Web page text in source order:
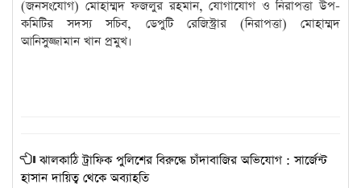
(জনসংযোগ) মোহাম্মদ ফজলুর রহমান, যোগাযোগ ও নিরাপত্তা উপ-
কমিটির সদস্য সচিব, ডেপুটি রেজিস্ট্রার (নিরাপত্তা) মোহাম্মদ
আনিসুজ্জামান খান প্রমুখ।
ঝালকাঠি ট্রাফিক পুলিশের বিরুদ্ধে চাঁদাবাজির অভিযোগ : সার্জেন্ট
হাসান দায়িত্ব থেকে অব্যাহতি